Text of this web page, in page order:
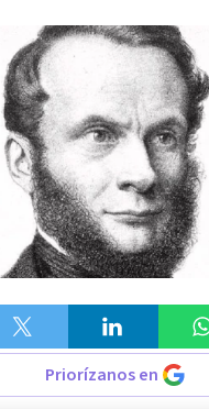
Priorízanos en